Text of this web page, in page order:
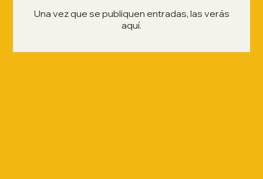
Una vez que se publiquen entradas, las verás
aquí.